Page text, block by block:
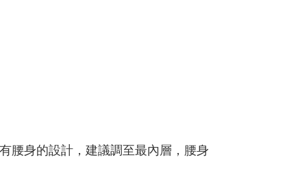
腰身的設計，建議調至最內層，腰身